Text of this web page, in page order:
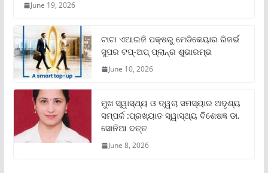
June 19, 2026
ଟାଟା ଏଆଇଜି ପକ୍ଷରୁ ମେଡିକେୟାର ରିଜର୍ଭ
ସୁପର ଟପ୍‌-ଅପ୍ ପ୍ଲାନ୍‌ର ଶୁଭାରମ୍ଭ
June 10, 2026
ମୁଖ ସ୍ୱାସ୍ଥ୍ୟ ଓ ତ୍ୱଚା ସମସ୍ୟାର ଅଦୃଶ୍ୟ
ସମ୍ପର୍କ :ପ୍ରଖ୍ୟାତ ସ୍ୱାସ୍ଥ୍ୟ ବିଶେଷଜ୍ଞ ଡା.
ସୋନିଆ ଦତ୍ତ
June 8, 2026